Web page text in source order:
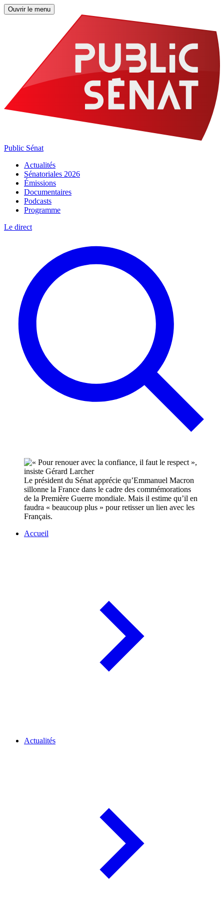
Ouvrir le menu
Public Sénat
Actualités
Sénatoriales 2026
Émissions
Documentaires
Podcasts
Programme
Le direct
Le président du Sénat apprécie qu’Emmanuel Macron
sillonne la France dans le cadre des commémorations
de la Première Guerre mondiale. Mais il estime qu’il en
faudra « beaucoup plus » pour retisser un lien avec les
Français.
Accueil
Actualités